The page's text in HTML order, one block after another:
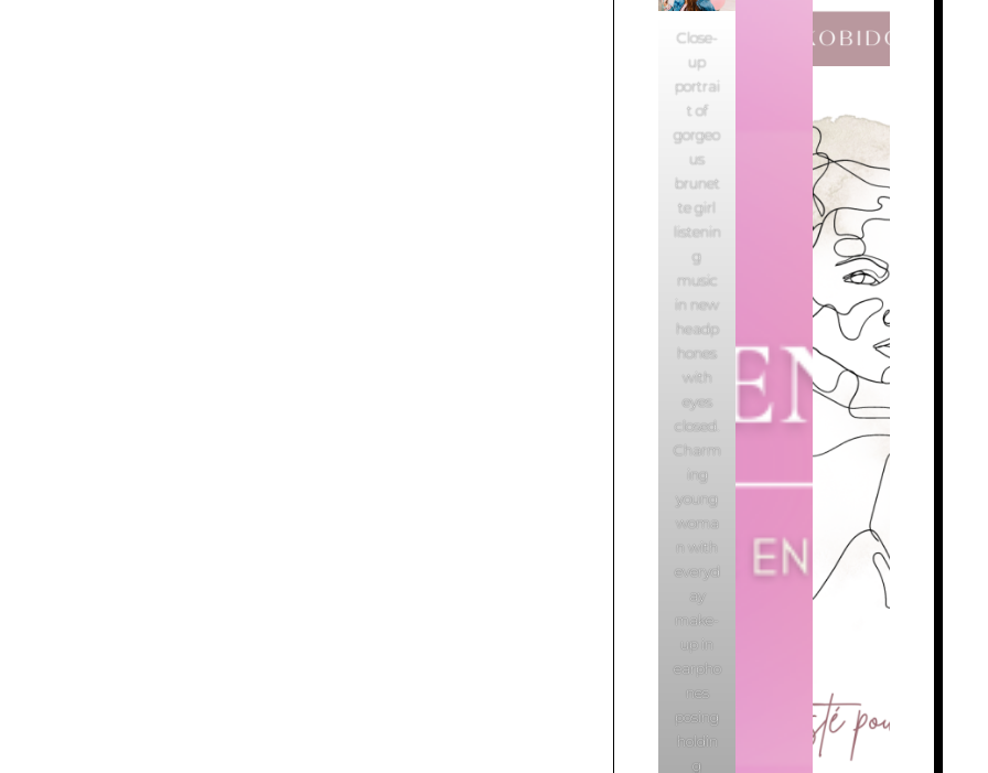
Close-
up
portrai
t of
gorgeo
us
brunet
te girl
listenin
g
music
in new
headp
hones
with
eyes
closed.
Charm
ing
young
woma
n with
everyd
ay
make-
up in
earpho
nes
posing
holdin
g